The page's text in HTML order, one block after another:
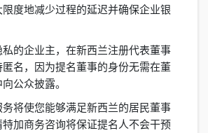
度地减少过程的延迟并确保企业银
的企业主，在新西兰注册代表董事
名，因为提名董事的身份无需在董
公众披露。
将使您能够满足新西兰的居民董事
加商务咨询将保证提名人不会干预